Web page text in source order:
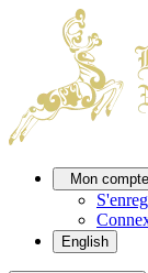
Mon compte
English